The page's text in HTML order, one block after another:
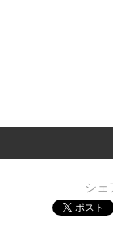
シェ
ポスト